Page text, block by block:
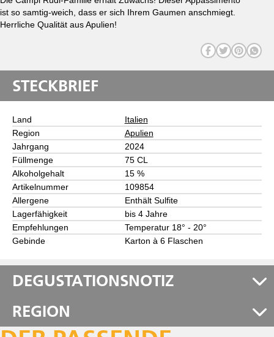
ist so samtig-weich, dass er sich Ihrem Gaumen anschmiegt.
Herrliche Qualität aus Apulien!
DEGUSTATIONSNOTIZ
REGION
STECKBRIEF
Land
Italien
Region
Apulien
Jahrgang
2024
Füllmenge
75 CL
Alkoholgehalt
15 %
Artikelnummer
109854
Allergene
Enthält Sulfite
Lagerfähigkeit
bis 4 Jahre
Empfehlungen
Temperatur 18° - 20°
Gebinde
Karton à 6 Flaschen